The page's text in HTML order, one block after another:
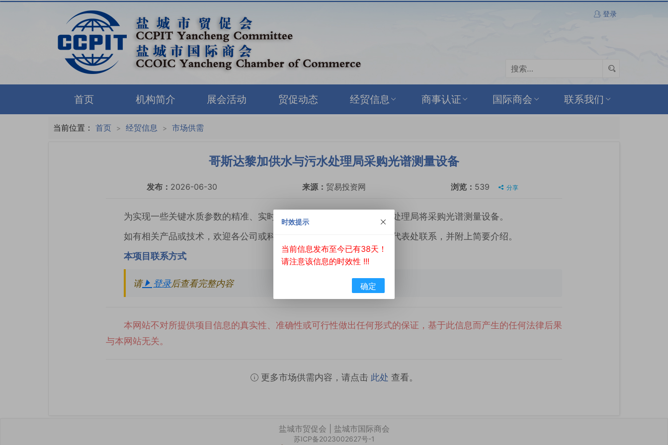
登录
首页 机构简介 展会活动 贸促动态 经贸信息 商事认证 国际商会 联系我们
当前位置： 首页 > 经贸信息 > 市场供需
哥斯达黎加供水与污水处理局采购光谱测量设备
发布： 2026-06-30 来源： 贸易投资网 浏览： 539 分享
为实现一些关键水质参数的精准、实时检测，哥斯达黎加供水与污水处理局将采购光谱测量设备。
如有相关产品或技术，欢迎各公司或科研机构与贸促会驻哥斯达黎加代表处联系，并附上简要介绍。
本项目联系方式
请 登录后查看完整内容
本网站不对所提供项目信息的真实性、准确性或可行性做出任何形式的保证，基于此信息而产生的任何法律后果
与本网站无关。
更多市场供需内容，请点击 此处 查看。
盐城市贸促会 | 盐城市国际商会
苏ICP备2023002627号-1
时效提示
当前信息发布至今已有38天！
请注意该信息的时效性 !!!
确定